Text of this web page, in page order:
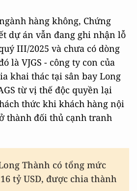
hàng không, Chứng
dự án vẫn đang ghi nhận lỗ
III/2025 và chưa có dòng
là VJGS - công ty con của
khai thác tại sân bay Long
từ vị thế độc quyền lại
thức khi khách hàng nội
thành đối thủ cạnh tranh
Thành có tổng mức
tỷ USD, được chia thành